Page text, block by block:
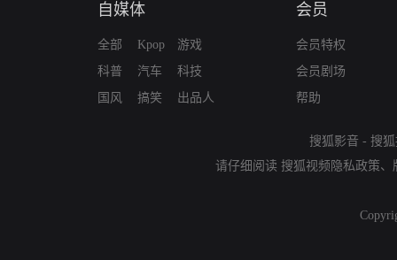
自媒体
全部
科普
国风
Kpop
汽车
搞笑
游戏
科技
出品人
会员
会员特权
会员剧场
帮助
搜狐影音 - 搜
请仔细阅读 搜狐视频隐私政策、